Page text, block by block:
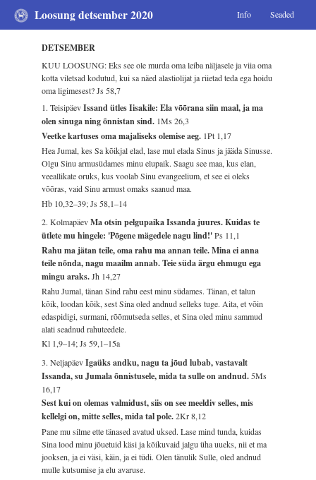
Loosung detsember 2020 Info Seaded
DETSEMBER
KUU LOOSUNG: Eks see ole murda oma leiba näljasele ja viia oma
kotta viletsad kodutud, kui sa näed alastiolijat ja riietad teda ega hoidu
oma ligimesest?Js 58,7
1. TeisipäevIssand ütles Iisakile: Ela võõrana siin maal, ja ma
olen sinuga ning õnnistan sind. 1Ms 26,3
Veetke kartuses oma majaliseks olemise aeg. 1Pt 1,17
Hea Jumal, kes Sa kõikjal elad, lase mul elada Sinus ja jääda Sinusse.
Olgu Sinu armusüdames minu elupaik. Saagu see maa, kus elan,
veeallikate oruks, kus voolab Sinu evangeelium, et see ei oleks
võõras, vaid Sinu armust omaks saanud maa.
Hb 10,32–39; Js 58,1–14
2. KolmapäevMa otsin pelgupaika Issanda juures. Kuidas te
ütlete mu hingele: 'Põgene mägedele nagu lind!'Ps 11,1
Rahu ma jätan teile, oma rahu ma annan teile. Mina ei anna
teile nõnda, nagu maailm annab. Teie süda ärgu ehmugu ega
mingu araks.Jh 14,27
Rahu Jumal, tänan Sind rahu eest minu südames. Tänan, et talun
kõik, loodan kõik, sest Sina oled andnud selleks tuge. Aita, et võin
edaspidigi, surmani, rõõmutseda selles, et Sina oled minu sammud
alati seadnud rahuteedele.
Kl 1,9–14; Js 59,1–15a
3. NeljapäevIgaüks andku, nagu ta jõud lubab, vastavalt
Issanda, su Jumala õnnistusele, mida ta sulle on andnud.5Ms
16,17
Sest kui on olemas valmidust, siis on see meeldiv selles, mis
kellelgi on, mitte selles, mida tal pole.2Kr 8,12
Pane mu silme ette tänased avatud uksed. Lase mind tunda, kuidas
Sina lood minu jõuetuid käsi ja kõikuvaid jalgu üha uueks, nii et ma
jooksen, ja ei väsi, käin, ja ei tüdi. Olen tänulik Sulle, oled andnud
mulle kutsumise ja elu avaruse.